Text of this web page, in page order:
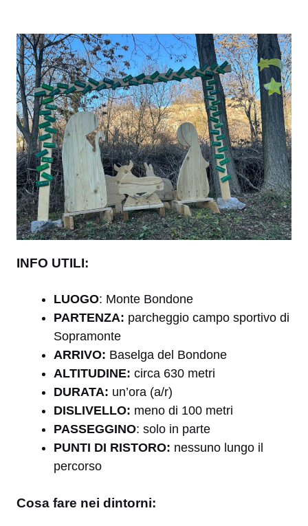
INFO UTILI:
LUOGO: Monte Bondone
PARTENZA: parcheggio campo sportivo di
Sopramonte
ARRIVO: Baselga del Bondone
ALTITUDINE: circa 630 metri
DURATA: un’ora (a/r)
DISLIVELLO: meno di 100 metri
PASSEGGINO: solo in parte
PUNTI DI RISTORO: nessuno lungo il
percorso
Cosa fare nei dintorni: